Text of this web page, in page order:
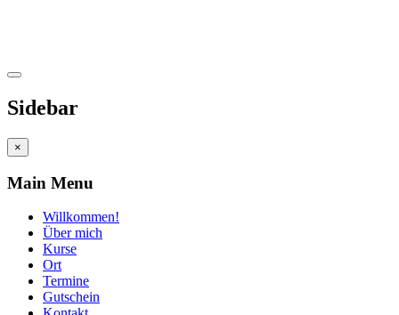
Sidebar
×
Main Menu
Willkommen!
Über mich
Kurse
Ort
Termine
Gutschein